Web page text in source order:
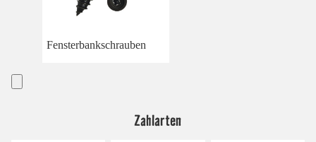
Fensterbankschrauben
Zahlarten